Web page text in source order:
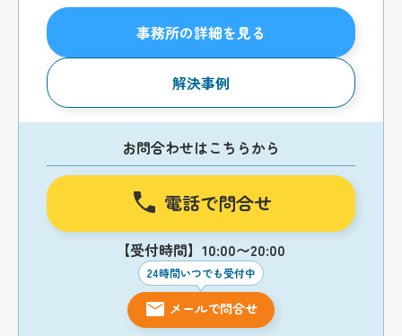
事務所の詳細を見る
解決事例
お問合わせはこちらから
電話で問合せ
【受付時間】10:00〜20:00
24時間いつでも受付中
メールで問合せ